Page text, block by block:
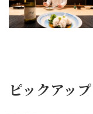
ピックアップ